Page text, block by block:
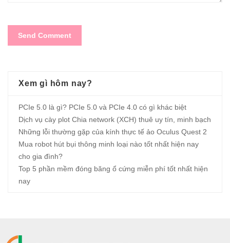
Xem gì hôm nay?
PCIe 5.0 là gì? PCIe 5.0 và PCIe 4.0 có gì khác biệt
Dịch vụ cày plot Chia network (XCH) thuê uy tín, minh bạch
Những lỗi thường gặp của kính thực tế ảo Oculus Quest 2
Mua robot hút bụi thông minh loại nào tốt nhất hiện nay
cho gia đình?
Top 5 phần mềm đóng băng ổ cứng miễn phí tốt nhất hiện
nay